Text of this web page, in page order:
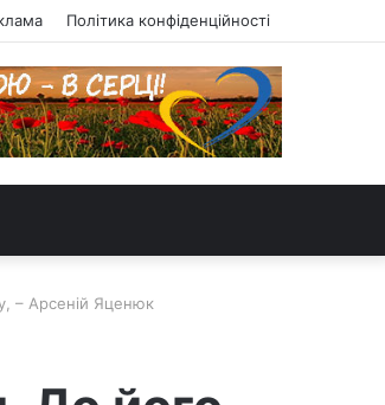
Політика конфіденційності
– Арсеній Яценюк